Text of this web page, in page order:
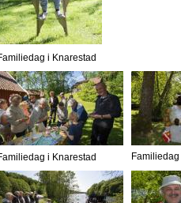
i Knarestad
i Knarestad